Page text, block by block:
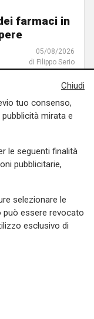
farmaci in
05/08/2026
di Filippo Serio
Chiudi
tuo consenso,
mirata e
le seguenti finalità
pubblicitarie,
selezionare le
essere revocato
esclusivo di